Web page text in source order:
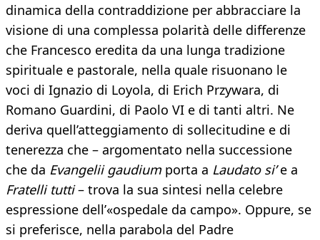
dinamica della contraddizione per abbracciare la
visione di una complessa polarità delle differenze
che Francesco eredita da una lunga tradizione
spirituale e pastorale, nella quale risuonano le
voci di Ignazio di Loyola, di Erich Przywara, di
Romano Guardini, di Paolo VI e di tanti altri. Ne
deriva quell’atteggiamento di sollecitudine e di
tenerezza che – argomentato nella successione
che da Evangelii gaudiumporta a Laudato si’e a
Fratelli tutti– trova la sua sintesi nella celebre
espressione dell’«ospedale da campo». Oppure, se
si preferisce, nella parabola del Padre